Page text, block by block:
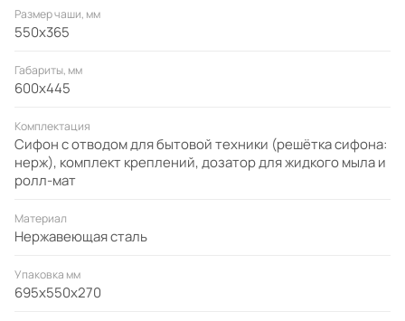
Размер чаши, мм
550x365
Габариты, мм
600x445
Комплектация
Сифон с отводом для бытовой техники (решётка сифона:
нерж), комплект креплений, дозатор для жидкого мыла и
ролл-мат
Материал
Нержавеющая сталь
Упаковка мм
695x550x270